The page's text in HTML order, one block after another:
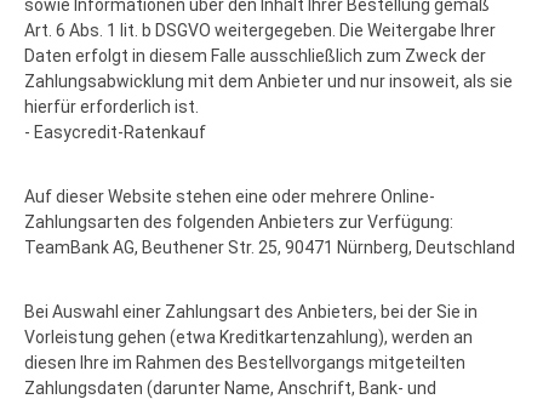
sowie Informationen über den Inhalt Ihrer Bestellung gemäß
Art. 6 Abs. 1 lit. b DSGVO weitergegeben. Die Weitergabe Ihrer
Daten erfolgt in diesem Falle ausschließlich zum Zweck der
Zahlungsabwicklung mit dem Anbieter und nur insoweit, als sie
hierfür erforderlich ist.
- Easycredit-Ratenkauf
Auf dieser Website stehen eine oder mehrere Online-
Zahlungsarten des folgenden Anbieters zur Verfügung:
TeamBank AG, Beuthener Str. 25, 90471 Nürnberg, Deutschland
Bei Auswahl einer Zahlungsart des Anbieters, bei der Sie in
Vorleistung gehen (etwa Kreditkartenzahlung), werden an
diesen Ihre im Rahmen des Bestellvorgangs mitgeteilten
Zahlungsdaten (darunter Name, Anschrift, Bank- und